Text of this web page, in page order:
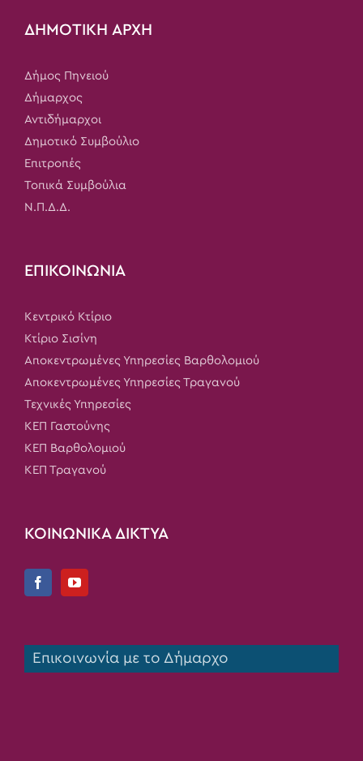
ΔΗΜΟΤΙΚΗ ΑΡΧΗ
Δήμος Πηνειού
Δήμαρχος
Αντιδήμαρχοι
Δημοτικό Συμβούλιο
Επιτροπές
Τοπικά Συμβούλια
Ν.Π.Δ.Δ.
ΕΠΙΚΟΙΝΩΝΙΑ
Κεντρικό Κτίριο
Κτίριο Σισίνη
Αποκεντρωμένες Υπηρεσίες Βαρθολομιού
Αποκεντρωμένες Υπηρεσίες Τραγανού
Τεχνικές Υπηρεσίες
ΚΕΠ Γαστούνης
ΚΕΠ Βαρθολομιού
ΚΕΠ Τραγανού
ΚΟΙΝΩΝΙΚΑ ΔΙΚΤΥΑ
Επικοινωνία με το Δήμαρχο